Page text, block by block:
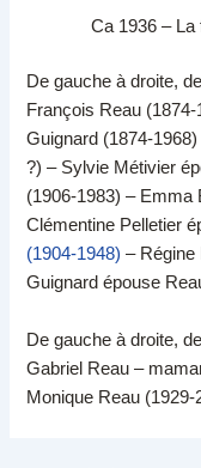
Ca 1936 – La
De gauche à droite,
François Reau
Guignard (1874-
?) – Sylvie Métivier
(1906-1983) – Emma
Clémentine Pelletier
(1904-1948) – Régine
Guignard épouse
De gauche à droite,
Gabriel Reau –
Monique Reau (1929-